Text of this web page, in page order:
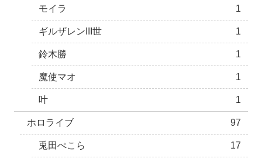
モイラ 1
ギルザレンIII世 1
鈴木勝 1
魔使マオ 1
叶 1
ホロライブ 97
兎田ぺこら 17